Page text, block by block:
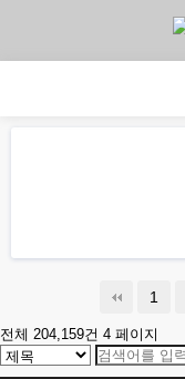
1
전체 204,159건 4 페이지